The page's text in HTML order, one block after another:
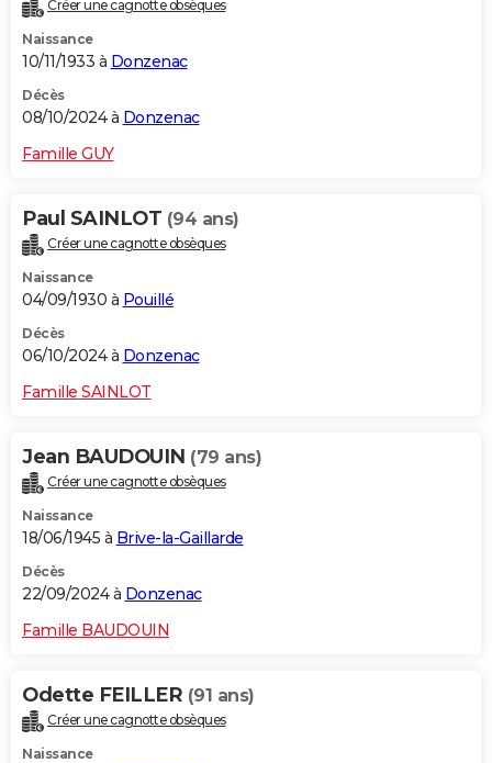
Créer une cagnotte obsèques
Naissance
10/11/1933 à Donzenac
Décès
08/10/2024 à Donzenac
Famille GUY
Paul SAINLOT (94 ans)
Créer une cagnotte obsèques
Naissance
04/09/1930 à Pouillé
Décès
06/10/2024 à Donzenac
Famille SAINLOT
Jean BAUDOUIN (79 ans)
Créer une cagnotte obsèques
Naissance
18/06/1945 à Brive-la-Gaillarde
Décès
22/09/2024 à Donzenac
Famille BAUDOUIN
Odette FEILLER (91 ans)
Créer une cagnotte obsèques
Naissance